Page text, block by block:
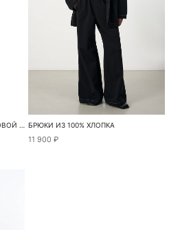
ШИРОКИЕ ДЖИНСЫ ИЗ ХЛОПКОВОЙ ТКАНИ С ДОБАВЛЕНИЕМ КОНОПЛИ БРЮКИ ИЗ 100% ХЛОПКА
11 900 ₽